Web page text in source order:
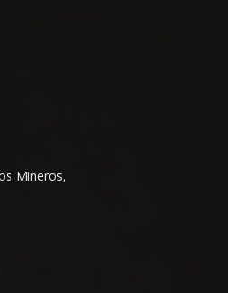
Mineros,